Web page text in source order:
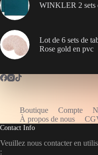
WINKLER 2 sets
Lot de 6 sets de
Rose gold en pvc
Boutique Compte
À propos de nous
Contact Info
Veuillez nous contacter en
:
WELCOME5